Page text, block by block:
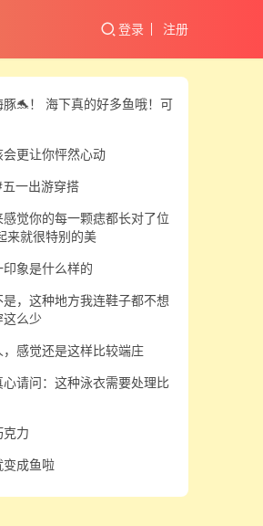
登录 注册
🐬！ 海下真的好多鱼哦！可
更让你怦然心动
一出游穿搭
觉你的每一颗痣都长对了位
来就很特别的美
象是什么样的
，这种地方我连鞋子都不想
这么少
感觉还是这样比较端庄
请问：这种泳衣需要处理比
克力
变成鱼啦